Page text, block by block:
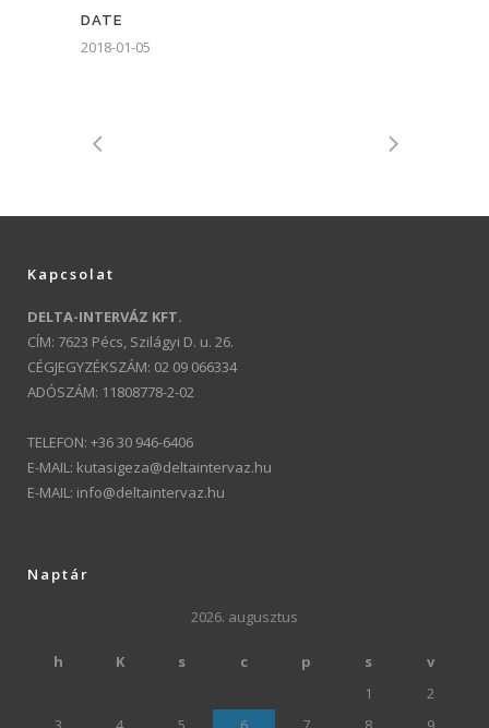
DATE
2018-01-05
Kapcsolat
DELTA-INTERVÁZ KFT.
CÍM: 7623 Pécs, Szilágyi D. u. 26.
CÉGJEGYZÉKSZÁM: 02 09 066334
ADÓSZÁM: 11808778-2-02
TELEFON: +36 30 946-6406
E-MAIL: kutasigeza@deltaintervaz.hu
E-MAIL: info@deltaintervaz.hu
Naptár
2026. augusztus
h K s c p s
v
1
2